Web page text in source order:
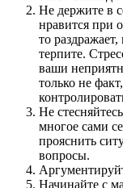
Не держите в
нравится при
то
терпите.
ваши
только не
Не
многое сами
прояснить
вопросы.
Начинайте с